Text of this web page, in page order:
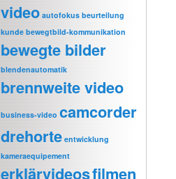
video autofokus beurteilung
kunde bewegtbild-kommunikation
bewegte bilder
blendenautomatik
brennweite video
business-video camcorder
drehorte entwicklung
kameraequipement
erklärvideosfilmen